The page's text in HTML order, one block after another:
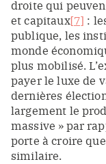
droite qui
et capitaux[7] :
publique, les
monde
plus mobilisé.
payer le luxe de
dernières
largement le
massive »par
porte à croire
similaire.